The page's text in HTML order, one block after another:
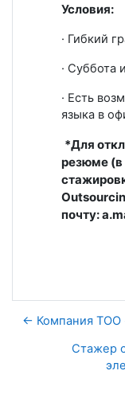
Условия:
· Гибкий
· Суббота
· Есть
языка в
*Для
резюме (в
почту:a.
← Компания ТОО
Стажер